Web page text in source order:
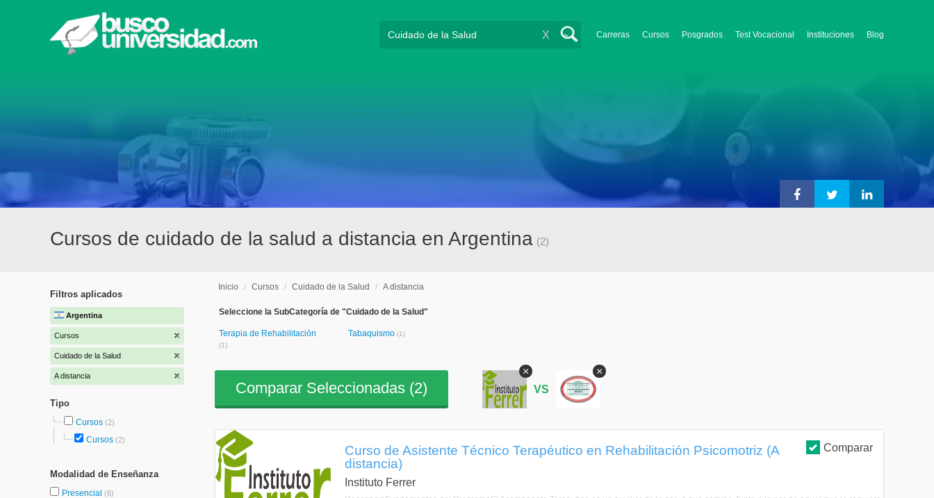
Carreras Cursos Posgrados Test Vocacional Instituciones Blog
X
Cursos de cuidado de la salud a distancia en Argentina (2)
Filtros aplicados
Argentina
Cursos
Cuidado de la Salud
A distancia
Tipo
Cursos (2)
Cursos (2)
Modalidad de Enseñanza
Presencial (6)
Inicio / Cursos / Cuidado de la Salud / A distancia
Seleccione la SubCategoría de "Cuidado de la Salud"
Terapia de Rehabilitación
(1)
Tabaquismo (1)
Comparar Seleccionadas (2)
×
VS
×
Comparar
Curso de Asistente Técnico Terapéutico en Rehabilitación Psicomotriz (A
distancia)
Instituto Ferrer